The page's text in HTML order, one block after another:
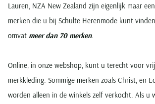
Lauren, NZA New Zealand zijn eigenlijk maar
merken die u bij Schulte Herenmode kunt
omvat meer dan 70 merken.
Online, in onze webshop, kunt u terecht voor
merkkleding. Sommige merken zoals Christ, en
worden alleen in de winkels zelf verkocht. Als u